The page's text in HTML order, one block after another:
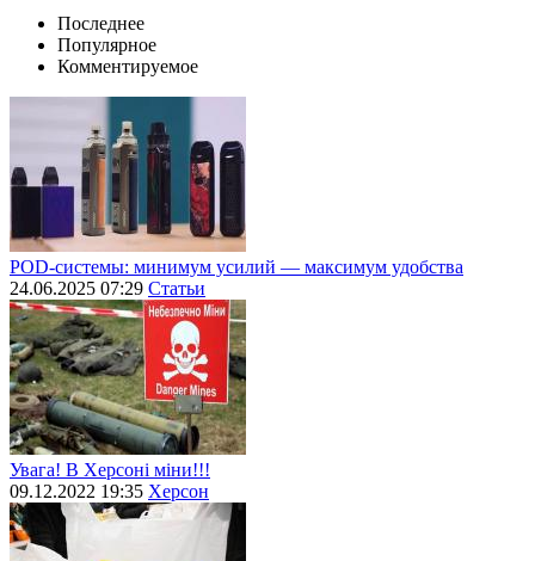
Последнее
Популярное
Комментируемое
POD-системы: минимум усилий — максимум удобства
24.06.2025 07:29 Статьи
Увага! В Херсоні міни!!!
09.12.2022 19:35 Херсон